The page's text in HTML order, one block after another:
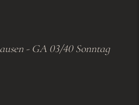
- GA 03/40 Sonntag